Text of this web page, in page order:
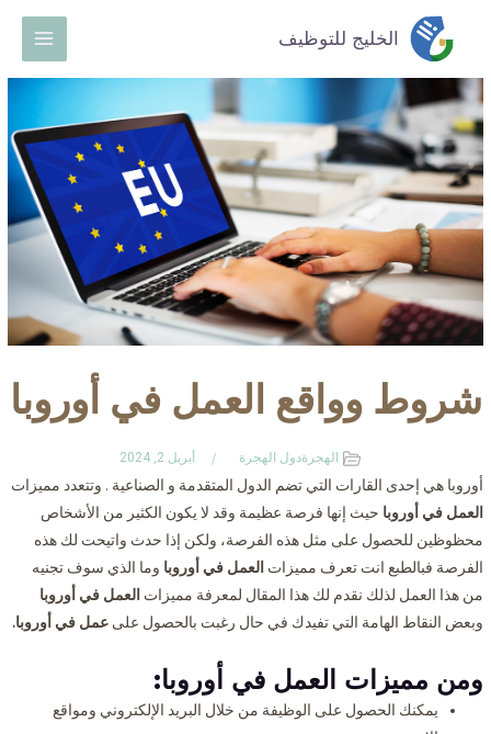
الخليج للتوظيف
Main
Menu
شروط وواقع العمل في أوروبا
الهجرةدول الهجرة أبريل 2, 2024
أوروبا هي إحدى القارات التي تضم الدول المتقدمة و الصناعية . وتتعدد مميزات
العمل في أوروبا حيث إنها فرصة عظيمة وقد لا يكون الكثير من الأشخاص
محظوظين للحصول على مثل هذه الفرصة، ولكن إذا حدث واتيحت لك هذه
الفرصة فبالطبع انت تعرف مميزات العمل في أوروبا وما الذي سوف تجنيه
من هذا العمل لذلك نقدم لك هذا المقال لمعرفة مميزات العمل في أوروبا
وبعض النقاط الهامة التي تفيدك في حال رغبت بالحصول علىعمل في أوروبا.
ومن مميزات العمل في أوروبا:
يمكنك الحصول على الوظيفة من خلال البريد الإلكتروني ومواقع